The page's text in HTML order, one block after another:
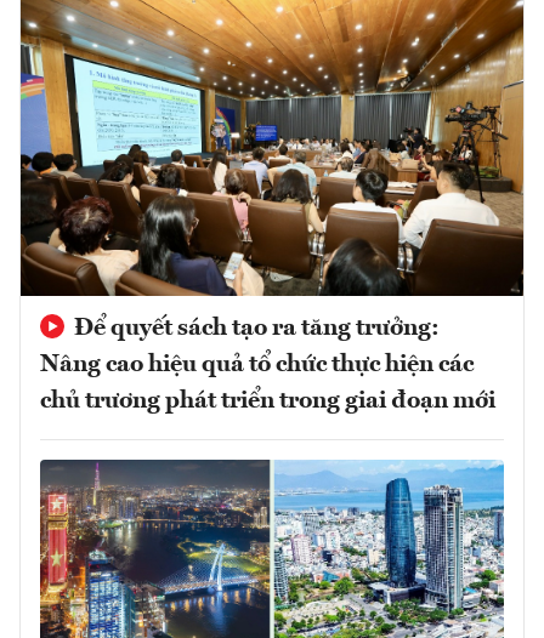
Để quyết sách tạo ra tăng trưởng:
Nâng cao hiệu quả tổ chức thực hiện các
chủ trương phát triển trong giai đoạn mới